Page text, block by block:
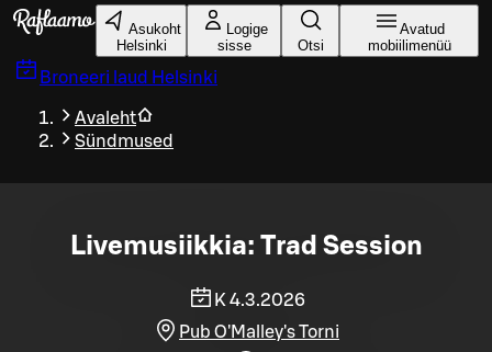
Liigu peamise sisu juurde
Asukoht
Helsinki
Logige
sisse
Otsi
Avatud
mobiilimenüü
Broneeri laud Helsinki
Avaleht
Sündmused
Livemusiikkia: Trad Session
K 4.3.2026
Pub O'Malley's Torni